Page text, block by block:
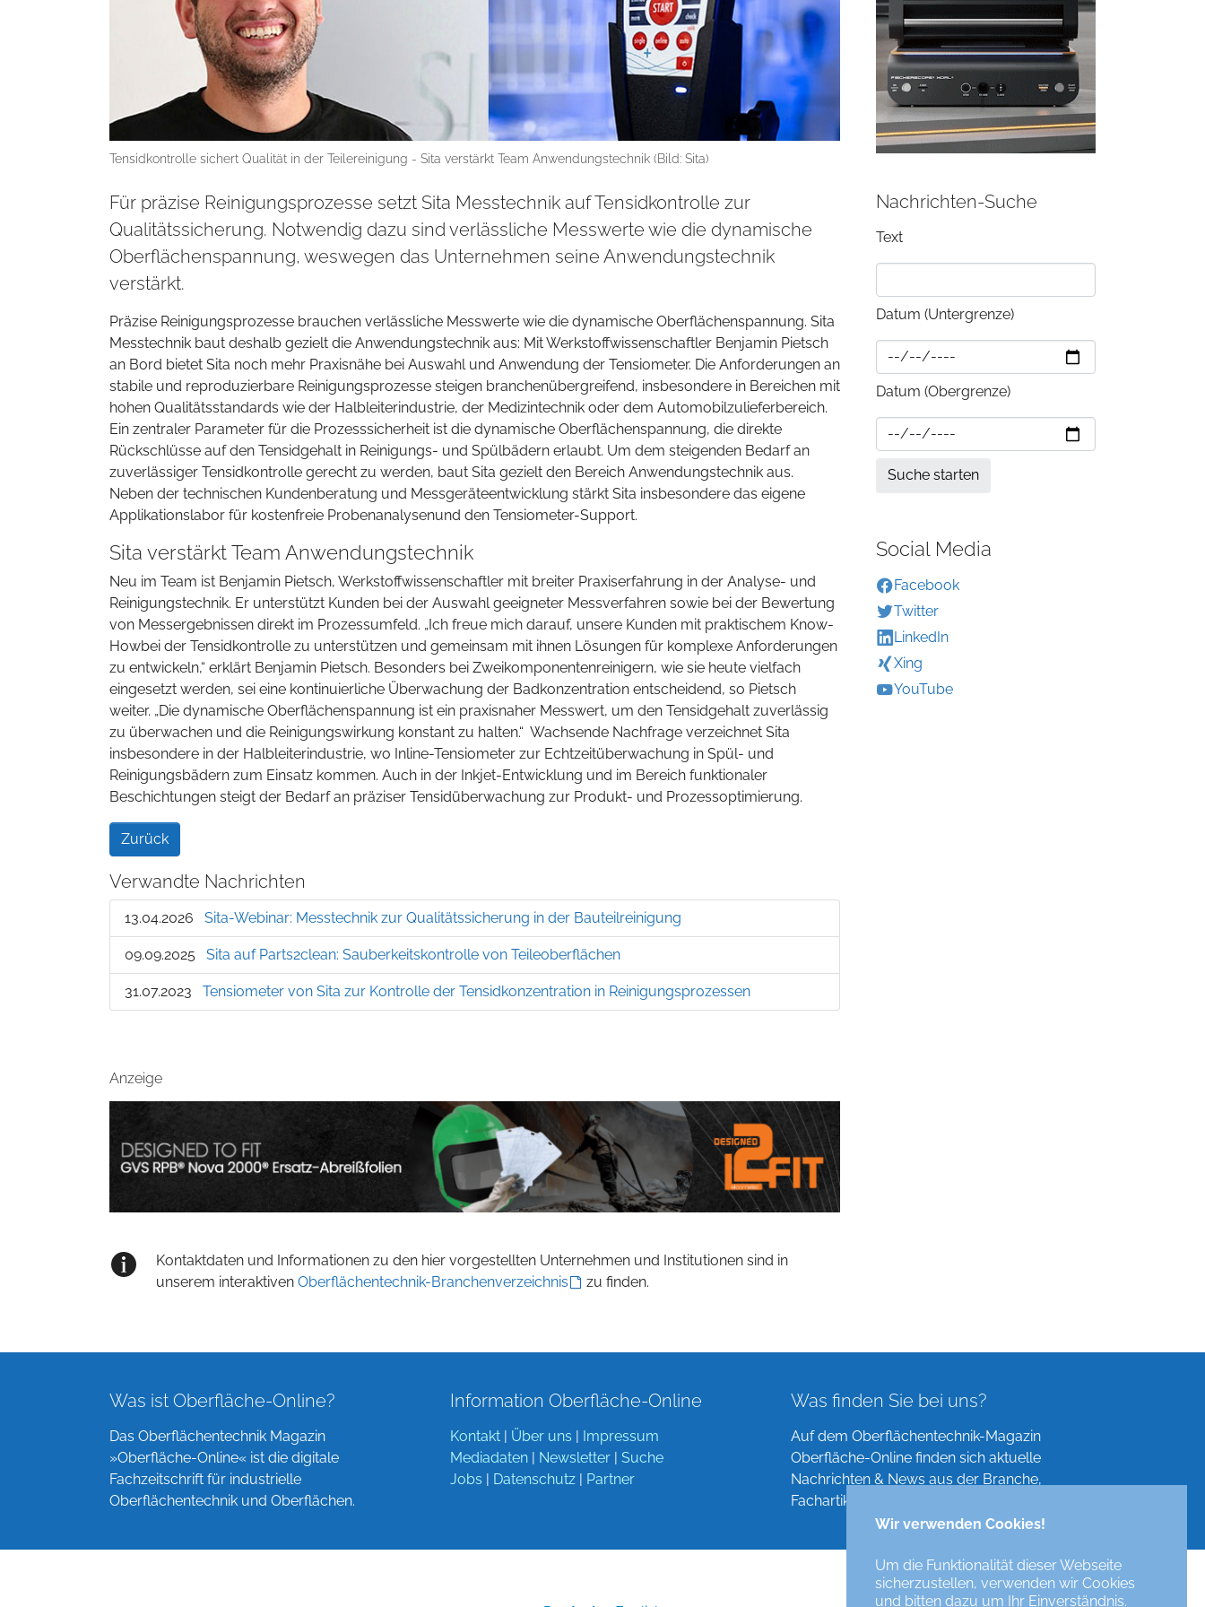
Wir verwenden Cookies!
Um die Funktionalität dieser Webseite
sicherzustellen, verwenden wir Cookies
und bitten dazu um Ihr Einverständnis.
Tensidkontrolle sichert Qualität in der Teilereinigung - Sita verstärkt Team Anwendungstechnik (Bild: Sita)
Für präzise Reinigungsprozesse setzt Sita Messtechnik auf Tensidkontrolle zur
Qualitätssicherung. Notwendig dazu sind verlässliche Messwerte wie die dynamische
Oberflächenspannung, weswegen das Unternehmen seine Anwendungstechnik
verstärkt.
Präzise Reinigungsprozesse brauchen verlässliche Messwerte wie die dynamische Oberflächenspannung. Sita
Messtechnik baut deshalb gezielt die Anwendungstechnik aus: Mit Werkstoffwissenschaftler Benjamin Pietsch
an Bord bietet Sita noch mehr Praxisnähe bei Auswahl und Anwendung der Tensiometer. Die Anforderungen an
stabile und reproduzierbare Reinigungsprozesse steigen branchenübergreifend, insbesondere in Bereichen mit
hohen Qualitätsstandards wie der Halbleiterindustrie, der Medizintechnik oder dem Automobilzulieferbereich.
Ein zentraler Parameter für die Prozesssicherheit ist die dynamische Oberflächenspannung, die direkte
Rückschlüsse auf den Tensidgehalt in Reinigungs- und Spülbädern erlaubt. Um dem steigenden Bedarf an
zuverlässiger Tensidkontrolle gerecht zu werden, baut Sita gezielt den Bereich Anwendungstechnik aus.
Neben der technischen Kundenberatung und Messgeräteentwicklung stärkt Sita insbesondere das eigene
Applikationslabor für kostenfreie Probenanalysenund den Tensiometer-Support.
Sita verstärkt Team Anwendungstechnik
Neu im Team ist Benjamin Pietsch, Werkstoffwissenschaftler mit breiter Praxiserfahrung in der Analyse- und
Reinigungstechnik. Er unterstützt Kunden bei der Auswahl geeigneter Messverfahren sowie bei der Bewertung
von Messergebnissen direkt im Prozessumfeld. „Ich freue mich darauf, unsere Kunden mit praktischem Know-
Howbei der Tensidkontrolle zu unterstützen und gemeinsam mit ihnen Lösungen für komplexe Anforderungen
zu entwickeln,“ erklärt Benjamin Pietsch. Besonders bei Zweikomponentenreinigern, wie sie heute vielfach
eingesetzt werden, sei eine kontinuierliche Überwachung der Badkonzentration entscheidend, so Pietsch
weiter. „Die dynamische Oberflächenspannung ist ein praxisnaher Messwert, um den Tensidgehalt zuverlässig
zu überwachen und die Reinigungswirkung konstant zu halten.“ Wachsende Nachfrage verzeichnet Sita
insbesondere in der Halbleiterindustrie, wo Inline-Tensiometer zur Echtzeitüberwachung in Spül- und
Reinigungsbädern zum Einsatz kommen. Auch in der Inkjet-Entwicklung und im Bereich funktionaler
Beschichtungen steigt der Bedarf an präziser Tensidüberwachung zur Produkt- und Prozessoptimierung.
Zurück
Verwandte Nachrichten
13.04.2026 Sita-Webinar: Messtechnik zur Qualitätssicherung in der Bauteilreinigung
09.09.2025 Sita auf Parts2clean: Sauberkeitskontrolle von Teileoberflächen
31.07.2023 Tensiometer von Sita zur Kontrolle der Tensidkonzentration in Reinigungsprozessen
Anzeige
Kontaktdaten und Informationen zu den hier vorgestellten Unternehmen und Institutionen sind in
unserem interaktiven Oberflächentechnik-Branchenverzeichnis zu finden.
Nachrichten-Suche
Text
Datum (Untergrenze)
Datum (Obergrenze)
Social Media
Facebook
Twitter
LinkedIn
Xing
YouTube
Was ist Oberfläche-Online?
Das Oberflächentechnik Magazin
»Oberfläche-Online« ist die digitale
Fachzeitschrift für industrielle
Oberflächentechnik und Oberflächen.
Information Oberfläche-Online
Kontakt Über uns
Impressum
Mediadaten
Newsletter
Suche
Jobs
Datenschutz Partner
Was finden Sie bei uns?
Auf dem Oberflächentechnik-Magazin
Oberfläche-Online finden sich aktuelle
Nachrichten & News aus der Branche,
Fachartikel, Verzeichnisse und mehr!